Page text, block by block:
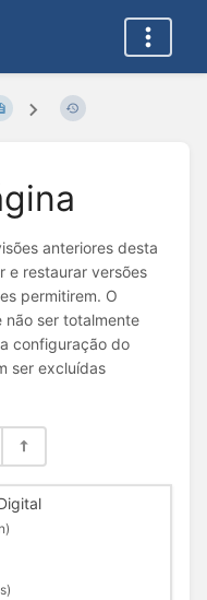
anteriores desta
e restaurar versões
permitirem. O
ser totalmente
configuração do
ser excluídas